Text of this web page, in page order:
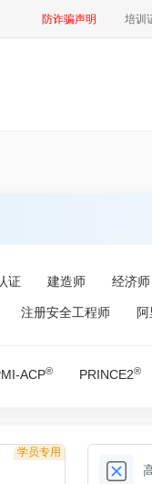
防诈骗声明 培训
证 建造师 经济师
注册安全工程师
ACP® PRINCE2®
学员专用